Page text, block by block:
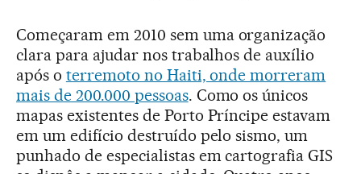
Começaram em 2010 sem uma organização
clara para ajudar nos trabalhos de auxílio
após o terremoto no Haiti, onde morreram
mais de 200.000 pessoas. Como os únicos
mapas existentes de Porto Príncipe estavam
em um edifício destruído pelo sismo, um
punhado de especialistas em cartografia GIS